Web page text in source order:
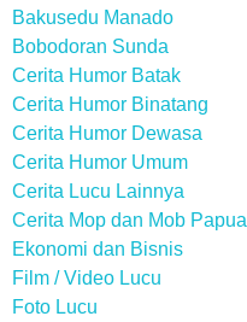
Bakusedu Manado
Bobodoran Sunda
Cerita Humor Batak
Cerita Humor Binatang
Cerita Humor Dewasa
Cerita Humor Umum
Cerita Lucu Lainnya
Cerita Mop dan Mob Papua
Ekonomi dan Bisnis
Film / Video Lucu
Foto Lucu